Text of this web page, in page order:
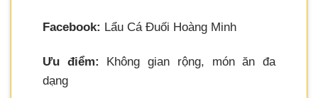
Facebook: Lẩu Cá Đuối Hoàng Minh
Ưu điểm: Không gian rộng, món ăn đa
dạng